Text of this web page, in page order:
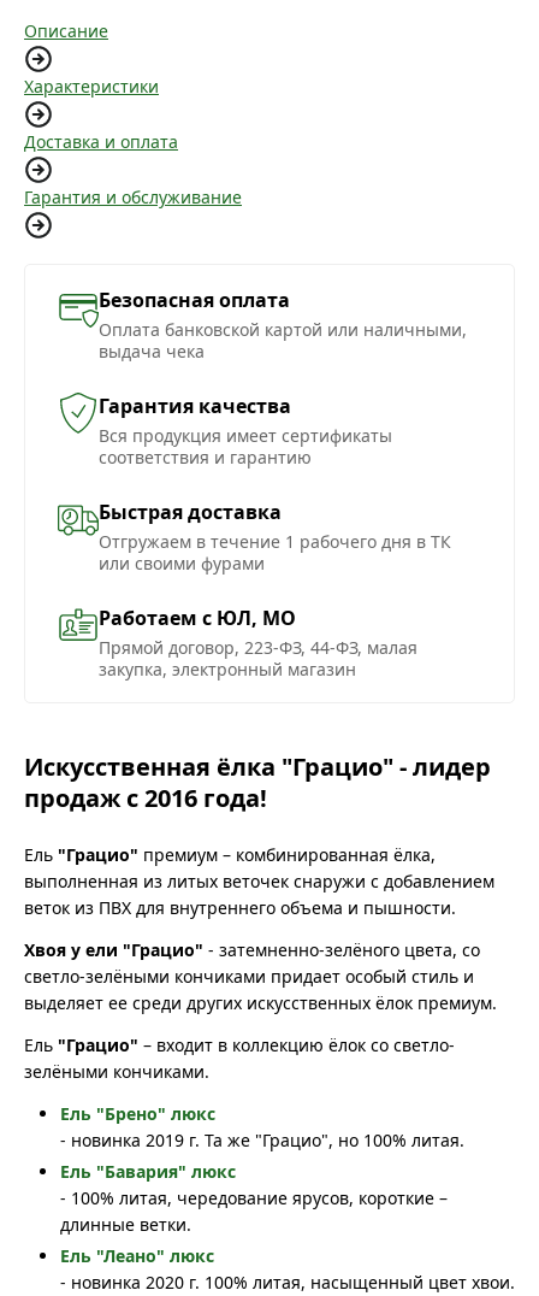
Описание
Характеристики
Доставка и оплата
Гарантия и обслуживание
Безопасная оплата
Оплата банковской картой или наличными,
выдача чека
Гарантия качества
Вся продукция имеет сертификаты
соответствия и гарантию
Быстрая доставка
Отгружаем в течение 1 рабочего дня в ТК
или своими фурами
Работаем с ЮЛ, МО
Прямой договор, 223-ФЗ, 44-ФЗ, малая
закупка, электронный магазин
Искусственная ёлка "Грацио" - лидер
продаж с 2016 года!
Ель "Грацио" премиум – комбинированная ёлка,
выполненная из литых веточек снаружи с добавлением
веток из ПВХ для внутреннего объема и пышности.
Хвоя у ели "Грацио" - затемненно-зелёного цвета, со
светло-зелёными кончиками придает особый стиль и
выделяет ее среди других искусственных ёлок премиум.
Ель "Грацио" – входит в коллекцию ёлок со светло-
зелёными кончиками.
Ель "Брено" люкс
- новинка 2019 г. Та же "Грацио", но 100% литая.
Ель "Бавария" люкс
- 100% литая, чередование ярусов, короткие –
длинные ветки.
Ель "Леано" люкс
- новинка 2020 г. 100% литая, насыщенный цвет хвои.